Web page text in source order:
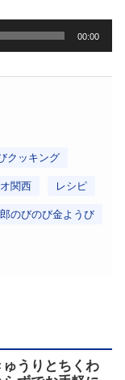
00:00
クッキング
関西 レシピ
のびのび金ようび
うりとちくわ